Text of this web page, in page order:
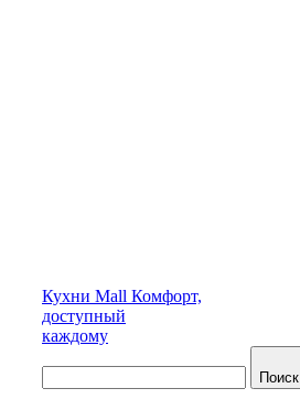
Кухни Mall Комфорт,
доступный
каждому
Поиск